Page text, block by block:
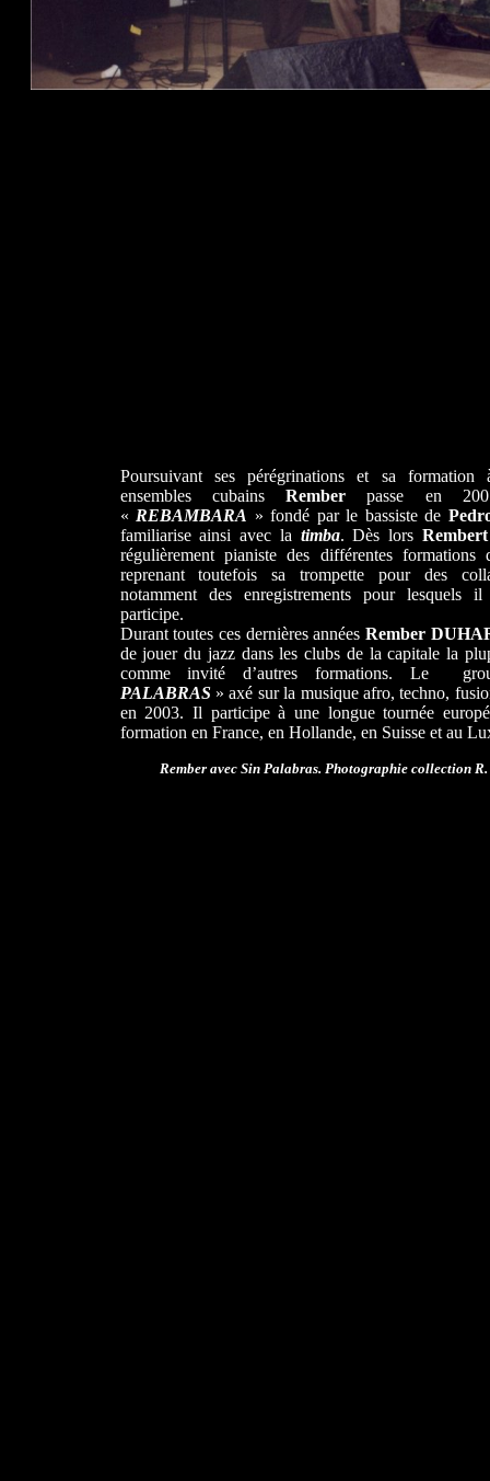
Poursuivant ses pérégrinations et sa formation
ensembles cubainsRember passe en
« REBAMBARA » fondé par le bassiste de
familiarise ainsi avec la timba. Dès lors Rembert
régulièrement pianiste des différentes formations
reprenant toutefois sa trompette pour des
notamment des enregistrements pour lesquels
participe.
Durant toutes ces dernières annéesRember
de jouer du jazz dans les clubs de la capitale la
comme invité d’autres formations. Le
PALABRAS» axé sur la musique afro, techno,
en 2003. Il participe à une longue tournée
formation en France, en Hollande, en Suisse et au
Rember avec Sin Palabras. Photographie collection